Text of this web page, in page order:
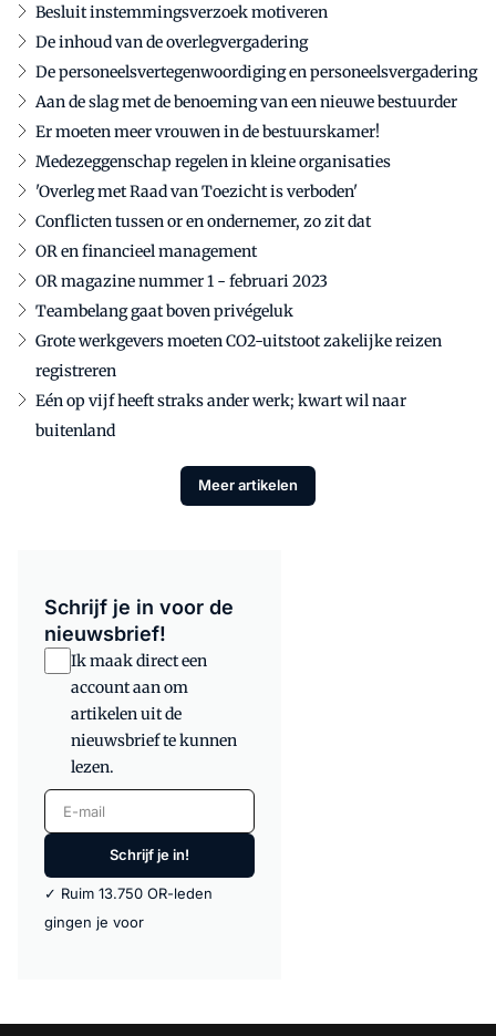
Besluit instemmingsverzoek motiveren
De inhoud van de overlegvergadering
De personeelsvertegenwoordiging en personeelsvergadering
Aan de slag met de benoeming van een nieuwe bestuurder
Er moeten meer vrouwen in de bestuurskamer!
Medezeggenschap regelen in kleine organisaties
'Overleg met Raad van Toezicht is verboden'
Conflicten tussen or en ondernemer, zo zit dat
OR en financieel management
OR magazine nummer 1 - februari 2023
Teambelang gaat boven privégeluk
Grote werkgevers moeten CO2-uitstoot zakelijke reizen
registreren
Eén op vijf heeft straks ander werk; kwart wil naar
buitenland
Meer artikelen
Schrijf je in voor de
nieuwsbrief!
Ik maak direct een
account aan om
artikelen uit de
nieuwsbrief te kunnen
lezen.
E-mail
Schrijf je in!
✓ Ruim 13.750 OR-leden
gingen je voor